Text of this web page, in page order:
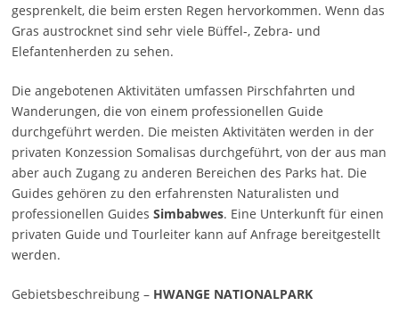
gesprenkelt, die beim ersten Regen hervorkommen. Wenn das
Gras austrocknet sind sehr viele Büffel-, Zebra- und
Elefantenherden zu sehen.
Die angebotenen Aktivitäten umfassen Pirschfahrten und
Wanderungen, die von einem professionellen Guide
durchgeführt werden. Die meisten Aktivitäten werden in der
privaten Konzession Somalisas durchgeführt, von der aus man
aber auch Zugang zu anderen Bereichen des Parks hat. Die
Guides gehören zu den erfahrensten Naturalisten und
professionellen Guides Simbabwes. Eine Unterkunft für einen
privaten Guide und Tourleiter kann auf Anfrage bereitgestellt
werden.
Gebietsbeschreibung –HWANGE NATIONALPARK